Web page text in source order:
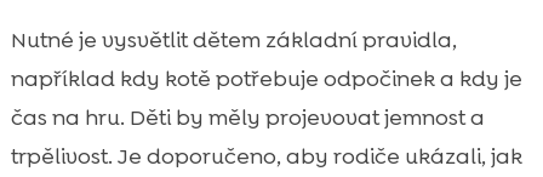
Nutné je vysvětlit dětem základní pravidla,
například kdy kotě potřebuje odpočinek a kdy je
čas na hru. Děti by měly projevovat jemnost a
trpělivost. Je doporučeno, aby rodiče ukázali, jak